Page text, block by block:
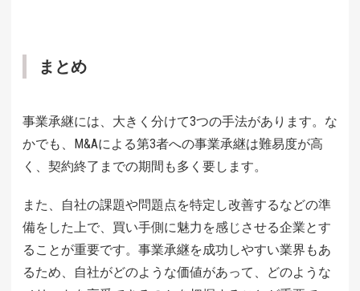
まとめ
事業承継には、大きく分けて3つの手法があります。な
かでも、M&Aによる第3者への事業承継は難易度が高
く、契約終了までの期間も多く要します。
また、自社の課題や問題点を特定し改善するなどの準
備をした上で、買い手側に魅力を感じさせる企業とす
ることが重要です。事業承継を成功しやすい業界もあ
るため、自社がどのような価値があって、どのような